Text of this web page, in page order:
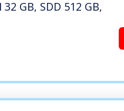
32 GB, SDD 512 GB,